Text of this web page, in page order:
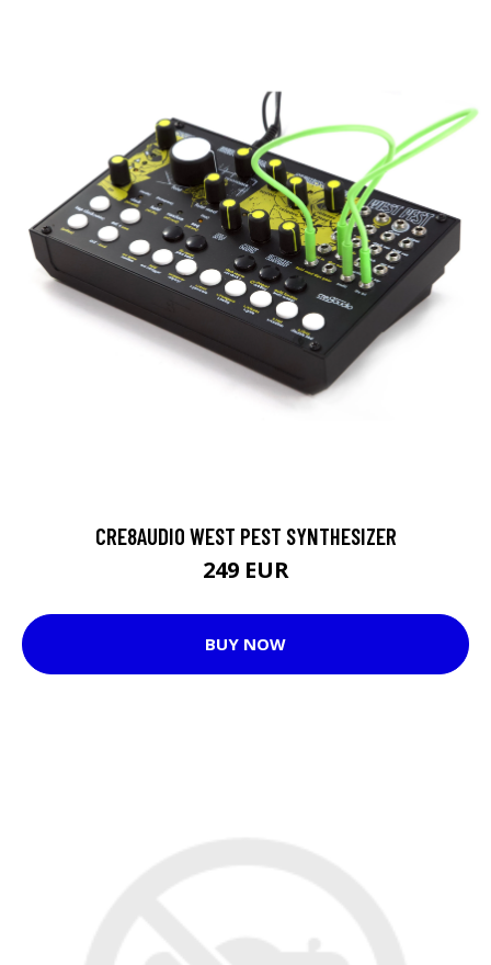
CRE8AUDIO WEST PEST SYNTHESIZER
249 EUR
BUY NOW